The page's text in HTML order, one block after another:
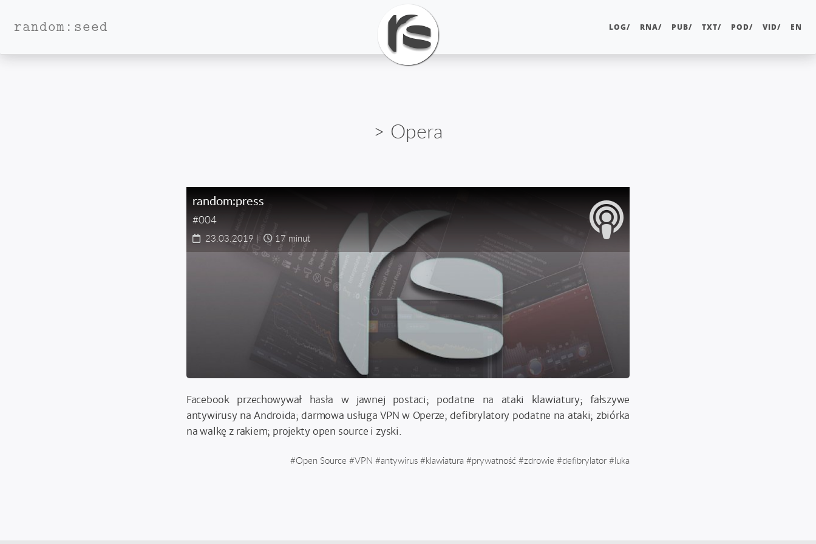
random:seed LOG/ RNA/ PUB/ TXT/ POD/ VID/ EN
> Opera
random:press
#004
23.03.2019 | 17 minut
Facebook przechowywał hasła w jawnej postaci; podatne na ataki klawiatury; fałszywe
antywirusy na Androida; darmowa usługa VPN w Operze; defibrylatory podatne na ataki; zbiórka
na walkę z rakiem; projekty open source i zyski.
#Open Source #VPN #antywirus #klawiatura #prywatność #zdrowie #defibrylator #luka